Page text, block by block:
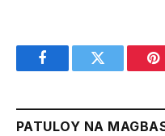
FacebookTwitter
PATULOY NA